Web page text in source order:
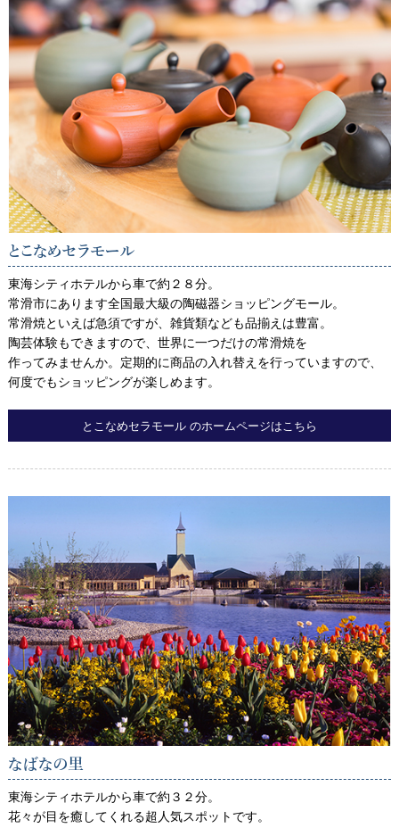
とこなめセラモール
東海シティホテルから車で約２８分。
常滑市にあります全国最大級の陶磁器ショッピングモール。
常滑焼といえば急須ですが、雑貨類なども品揃えは豊富。
陶芸体験もできますので、世界に一つだけの常滑焼を
作ってみませんか。定期的に商品の入れ替えを行っていますので、
何度でもショッピングが楽しめます。
とこなめセラモール のホームページはこちら
なばなの里
東海シティホテルから車で約３２分。
花々が目を癒してくれる超人気スポットです。